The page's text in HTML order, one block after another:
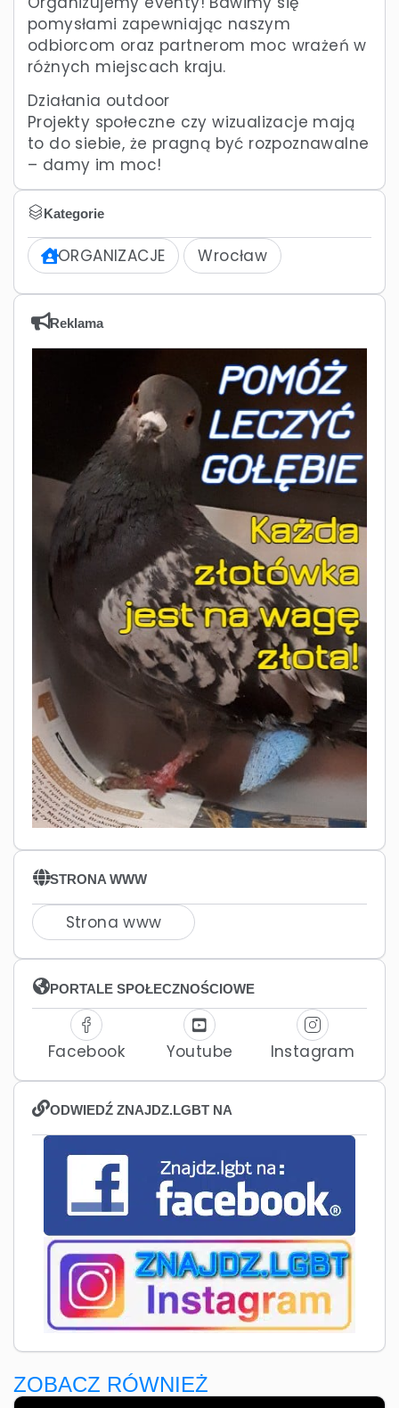
pomysłami zapewniając naszym
odbiorcom oraz partnerom moc wrażeń w
różnych miejscach kraju.
Działania outdoor
Projekty społeczne czy wizualizacje mają
to do siebie, że pragną być rozpoznawalne
– damy im moc!
Kategorie
ORGANIZACJE Wrocław
Reklama
STRONA WWW
Strona www
PORTALE SPOŁECZNOŚCIOWE
Facebook Youtube Instagram
ODWIEDŹ ZNAJDZ.LGBT NA
ZOBACZ RÓWNIEŻ